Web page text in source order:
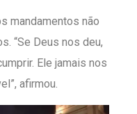
mandamentos não
“Se Deus nos deu,
Ele jamais nos
afirmou.